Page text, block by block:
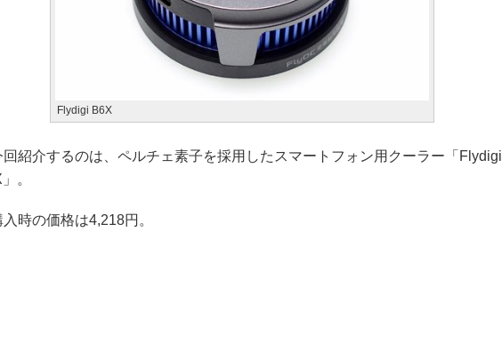
Flydigi B6X
紹介するのは、ペルチェ素子を採用したスマートフォン用クーラー「Flydigi
。
時の価格は4,218円。